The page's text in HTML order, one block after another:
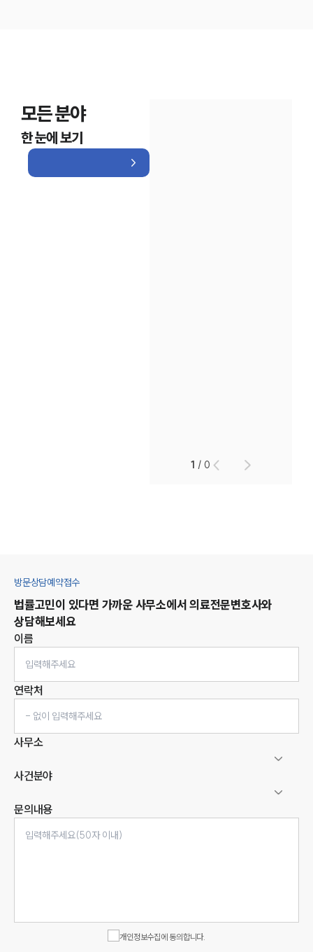
모든 분야
한 눈에 보기
1 /0
방문상담예약접수
법률고민이 있다면 가까운 사무소에서 의료전문변호사와
상담해보세요
이름
연락처
사무소
사건분야
문의내용
개인정보수집에 동의합니다.